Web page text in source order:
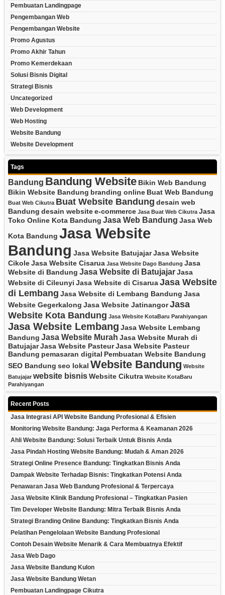
Pembuatan Landingpage
Pengembangan Web
Pengembangan Website
Promo Agustus
Promo Akhir Tahun
Promo Kemerdekaan
Solusi Bisnis Digital
Strategi Bisnis
Uncategorized
Web Development
Web Hosting
Website Bandung
Website Development
Tags
Bandung Bandung Website Bikin Web Bandung
Bikin Website Bandung branding online Buat Web Bandung
Buat Web Cikutra Buat Website Bandung desain web
Bandung desain websitee-commerce Jasa Buat Web Cikutra Jasa
Toko Online Kota Bandung Jasa Web Bandung Jasa Web
Kota Bandung Jasa Website
Bandung Jasa Website BatujajarJasa Website
CikoleJasa Website Cisarua Jasa Website Dago Bandung Jasa
Website di Bandung Jasa Website di BatujajarJasa
Website di Cileunyi Jasa Website di CisaruaJasa Website
di Lembang Jasa Website di Lembang Bandung Jasa
Website Gegerkalong Jasa Website JatinangorJasa
Website Kota Bandung Jasa Website KotaBaru Parahiyangan
Jasa Website Lembang Jasa Website Lembang
Bandung Jasa Website Murah Jasa Website Murah di
BatujajarJasa Website PasteurJasa Website Pasteur
Bandung pemasaran digital Pembuatan Website Bandung
SEO Bandung seo lokal Website Bandung Website
Batujajar website bisnisWebsite Cikutra Website KotaBaru
Parahiyangan
Recent Posts
Jasa Integrasi API Website Bandung Profesional & Efisien
Monitoring Website Bandung: Jaga Performa & Keamanan 2026
Ahli Website Bandung: Solusi Terbaik Untuk Bisnis Anda
Jasa Pindah Hosting Website Bandung: Mudah & Aman 2026
Strategi Online Presence Bandung: Tingkatkan Bisnis Anda
Dampak Website Terhadap Bisnis: Tingkatkan Potensi Anda
Penawaran Jasa Web Bandung Profesional & Terpercaya
Jasa Website Klinik Bandung Profesional – Tingkatkan Pasien
Tim Developer Website Bandung: Mitra Terbaik Bisnis Anda
Strategi Branding Online Bandung: Tingkatkan Bisnis Anda
Pelatihan Pengelolaan Website Bandung Profesional
Contoh Desain Website Menarik & Cara Membuatnya Efektif
Jasa Web Dago
Jasa Website Bandung Kulon
Jasa Website Bandung Wetan
Pembuatan Landingpage Cikutra